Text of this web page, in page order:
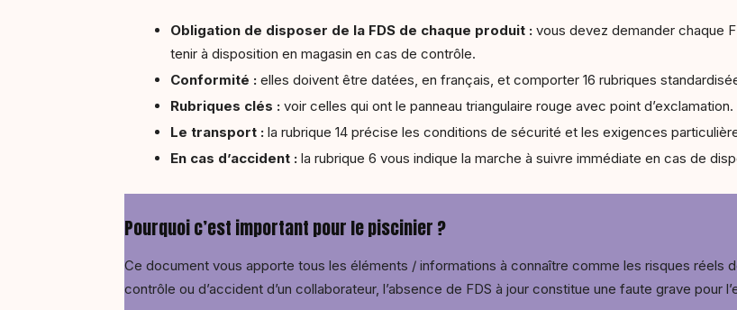
Obligation de disposer de la FDS de chaque produit : vous devez demander chaque
tenir à disposition en magasin en cas de contrôle.
Conformité : elles doivent être datées, en français, et comporter 16 rubriques
Rubriques clés : voir celles qui ont le panneau triangulaire rouge avec point d’exclamation.
Le transport : la rubrique 14 précise les conditions de sécurité et les exigences
En cas d’accident : la rubrique 6 vous indique la marche à suivre immédiate en cas de
Pourquoi c’est important pour le piscinier ?
Ce document vous apporte tous les éléments / informations à connaître comme les risques réels
contrôle ou d’accident d’un collaborateur, l’absence de FDS à jour constitue une faute grave pour